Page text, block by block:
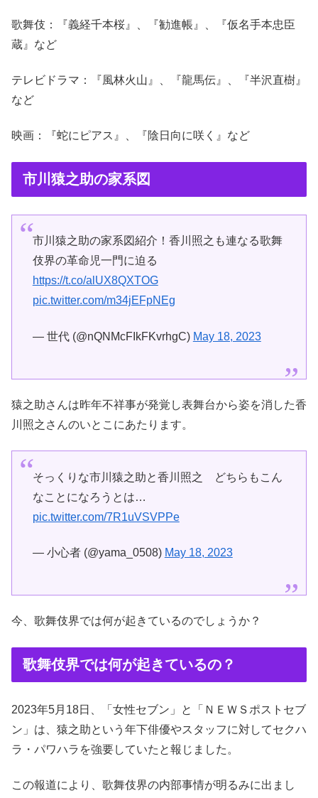
歌舞伎：『義経千本桜』、『勧進帳』、『仮名手本忠臣
蔵』など
テレビドラマ：『風林火山』、『龍馬伝』、『半沢直樹』
など
映画：『蛇にピアス』、『陰日向に咲く』など
市川猿之助の家系図
市川猿之助の家系図紹介！香川照之も連なる歌舞
伎界の革命児一門に迫る
https://t.co/alUX8QXTOG
pic.twitter.com/m34jEFpNEg
— 世代 (@nQNMcFIkFKvrhgC) May 18, 2023
猿之助さんは昨年不祥事が発覚し表舞台から姿を消した香
川照之さんのいとこにあたります。
そっくりな市川猿之助と香川照之 どちらもこん
なことになろうとは…
pic.twitter.com/7R1uVSVPPe
— 小心者 (@yama_0508) May 18, 2023
今、歌舞伎界では何が起きているのでしょうか？
歌舞伎界では何が起きているの？
2023年5月18日、「女性セブン」と「ＮＥＷＳポストセブ
ン」は、猿之助という年下俳優やスタッフに対してセクハ
ラ・パワハラを強要していたと報じました。
この報道により、歌舞伎界の内部事情が明るみに出まし